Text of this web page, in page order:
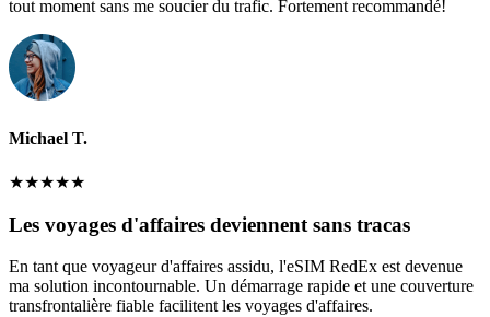
tout moment sans me soucier du trafic. Fortement recommandé!
Michael T.
★★★★★
Les voyages d'affaires deviennent sans tracas
En tant que voyageur d'affaires assidu, l'eSIM RedEx est devenue
ma solution incontournable. Un démarrage rapide et une couverture
transfrontalière fiable facilitent les voyages d'affaires.